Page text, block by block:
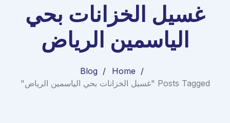
غسيل الخزانات بحي
الياسمين الرياض
Home
Blog
Posts Tagged "غسيل الخزانات بحي الياسمين الرياض"